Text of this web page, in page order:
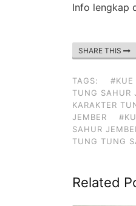
Info lengkap
SHARE THIS
TAGS: #KUE
TUNG SAHUR
KARAKTER
JEMBER
SAHUR
TUNG TUNG
Related